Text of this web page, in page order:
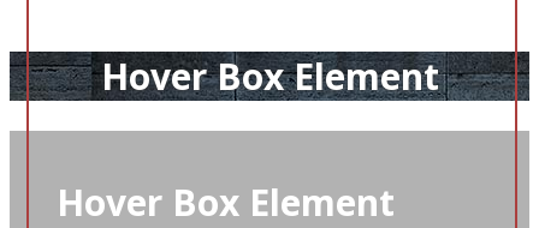
VýhodyHover Box Element
Hover Box Element